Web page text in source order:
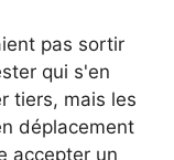
pas sortir
qui s'en
tiers, mais les
déplacement
accepter un